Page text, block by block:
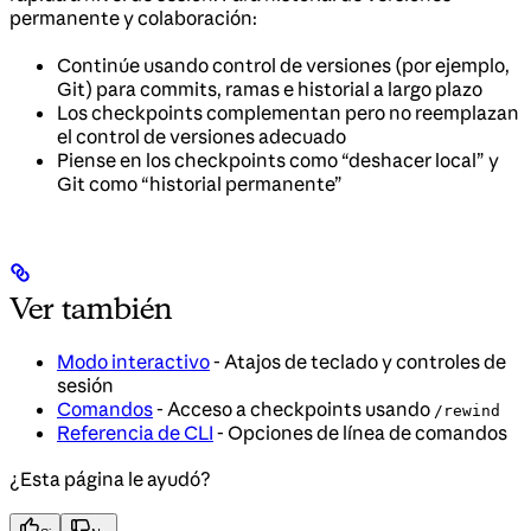
permanente y colaboración:
Continúe usando control de versiones (por ejemplo,
Git) para commits, ramas e historial a largo plazo
Los checkpoints complementan pero no reemplazan
el control de versiones adecuado
Piense en los checkpoints como “deshacer local” y
Git como “historial permanente”
Ver también
Modo interactivo- Atajos de teclado y controles de
sesión
Comandos- Acceso a checkpoints usando /rewind
Referencia de CLI - Opciones de línea de comandos
¿Esta página le ayudó?